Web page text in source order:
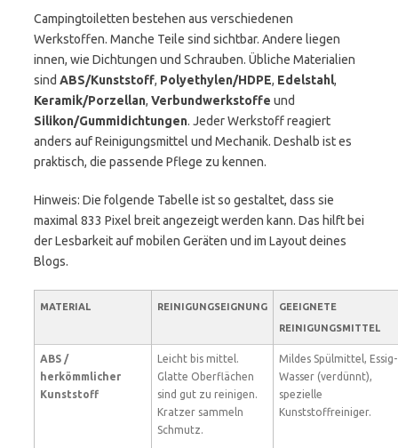
Campingtoiletten bestehen aus verschiedenen
Werkstoffen. Manche Teile sind sichtbar. Andere liegen
innen, wie Dichtungen und Schrauben. Übliche Materialien
sind ABS/Kunststoff, Polyethylen/HDPE, Edelstahl,
Keramik/Porzellan, Verbundwerkstoffe und
Silikon/Gummidichtungen. Jeder Werkstoff reagiert
anders auf Reinigungsmittel und Mechanik. Deshalb ist es
praktisch, die passende Pflege zu kennen.
Hinweis: Die folgende Tabelle ist so gestaltet, dass sie
maximal 833 Pixel breit angezeigt werden kann. Das hilft bei
der Lesbarkeit auf mobilen Geräten und im Layout deines
Blogs.
MATERIAL REINIGUNGSEIGNUNG
GEEIGNETE
REINIGUNGSMITTEL
ABS /
herkömmlicher
Kunststoff
Leicht bis mittel.
Glatte Oberflächen
sind gut zu reinigen.
Kratzer sammeln
Schmutz.
Mildes Spülmittel, Essig-
Wasser (verdünnt),
spezielle
Kunststoffreiniger.